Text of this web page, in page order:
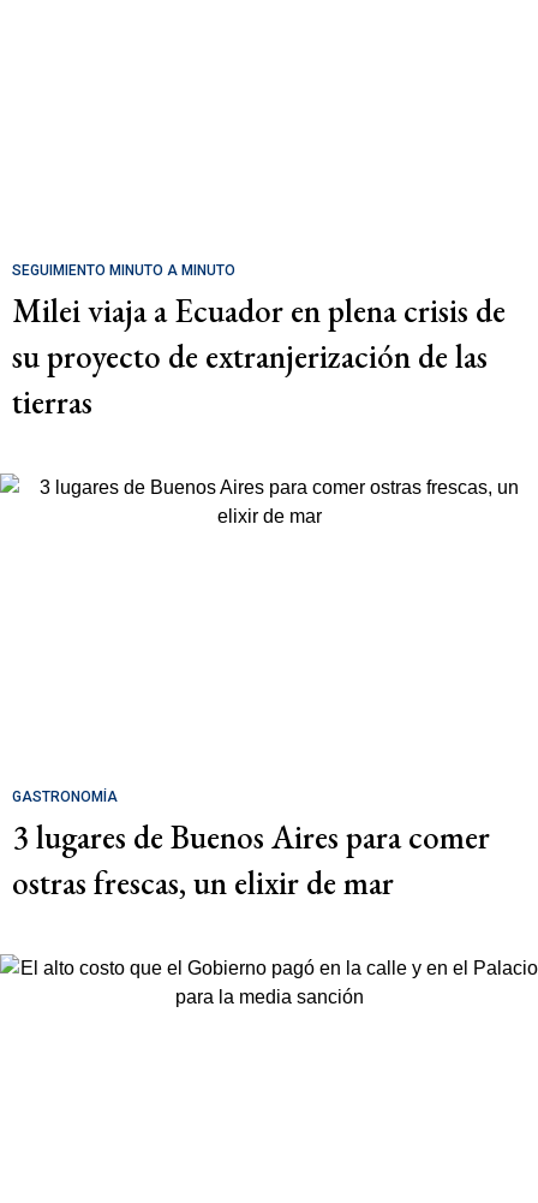
SEGUIMIENTO MINUTO A MINUTO
Milei viaja a Ecuador en plena crisis de
su proyecto de extranjerización de las
tierras
GASTRONOMÍA
3 lugares de Buenos Aires para comer
ostras frescas, un elixir de mar